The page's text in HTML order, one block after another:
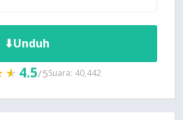
⬇Unduh
4.5/5Suara: 40,442